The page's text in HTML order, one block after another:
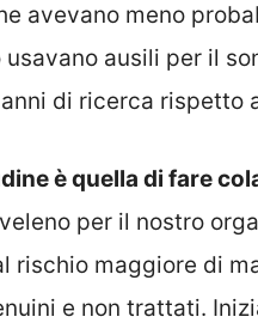
avevano meno
ausili per il
di ricerca rispetto
è quella di fare
per il nostro
rischio maggiore di
e non trattati.